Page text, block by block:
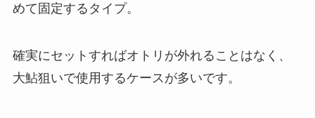
めて固定するタイプ。
確実にセットすればオトリが外れることはなく、
大鮎狙いで使用するケースが多いです。